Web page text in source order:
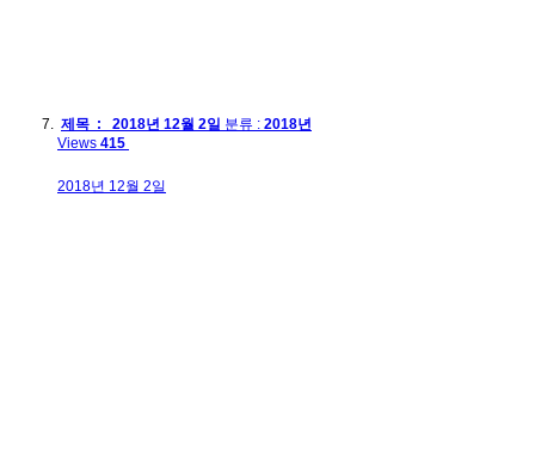
제목 : 2018년 12월 2일 분류 : 2018년
Views 415
2018년 12월 2일